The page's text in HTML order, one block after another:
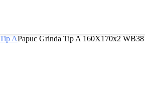
APapuc Grinda Tip A 160X170x2 WB38